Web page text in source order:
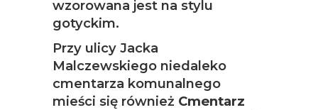
wzorowana jest na stylu
gotyckim.
Przy ulicy Jacka
Malczewskiego niedaleko
cmentarza komunalnego
mieści się również Cmentarz